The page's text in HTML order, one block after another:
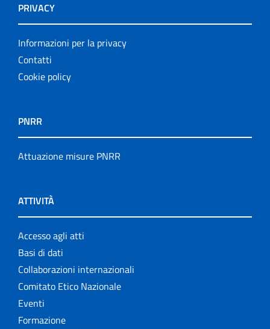
PRIVACY
Informazioni per la privacy
Contatti
Cookie policy
PNRR
Attuazione misure PNRR
ATTIVITÀ
Accesso agli atti
Basi di dati
Collaborazioni internazionali
Comitato Etico Nazionale
Eventi
Formazione